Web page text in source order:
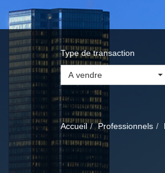
Type de transaction
A vendre
Accueil Professionnels